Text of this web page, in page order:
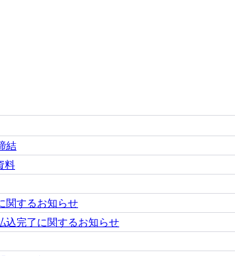
結
料
関するお知らせ
込完了に関するお知らせ